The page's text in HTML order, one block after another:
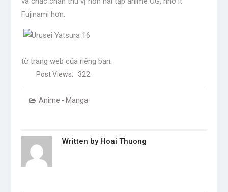
Fujinami hơn.
từ trang web của riêng bạn.
Post Views: 322
Anime - Manga
Written by Hoai Thuong